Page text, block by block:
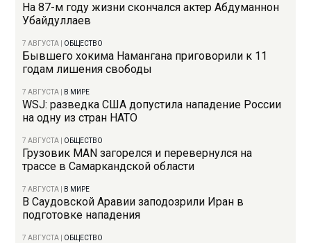
На 87-м году жизни скончался актер Абдуманнон
Убайдуллаев
7 АВГУСТА ОБЩЕСТВО
Бывшего хокима Намангана приговорили к 11
годам лишения свободы
7 АВГУСТА В МИРЕ
WSJ: разведка США допустила нападение России
на одну из стран НАТО
7 АВГУСТА ОБЩЕСТВО
Грузовик MAN загорелся и перевернулся на
трассе в Самаркандской области
7 АВГУСТА В МИРЕ
В Саудовской Аравии заподозрили Иран в
подготовке нападения
7 АВГУСТА ОБЩЕСТВО